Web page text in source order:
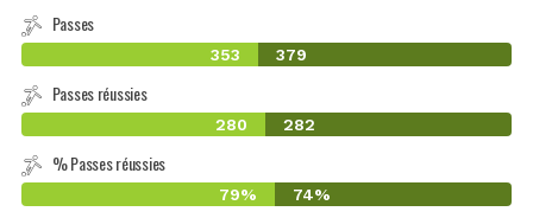
Passes
353 379
Passes réussies
280 282
% Passes réussies
79% 74%